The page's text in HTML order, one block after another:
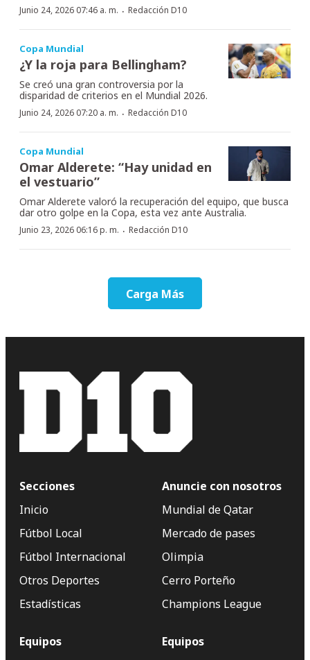
Junio 24, 2026 07:46 a. m. · Redacción D10
Copa Mundial
¿Y la roja para Bellingham?
Se creó una gran controversia por la
disparidad de criterios en el Mundial 2026.
Junio 24, 2026 07:20 a. m. · Redacción D10
Copa Mundial
Omar Alderete: “Hay unidad en
el vestuario”
Omar Alderete valoró la recuperación del equipo, que busca
dar otro golpe en la Copa, esta vez ante Australia.
Junio 23, 2026 06:16 p. m. · Redacción D10
Carga Más
Secciones
Inicio
Fútbol Local
Fútbol Internacional
Otros Deportes
Estadísticas
Anuncie con nosotros
Mundial de Qatar
Mercado de pases
Olimpia
Cerro Porteño
Champions League
Equipos
Equipos